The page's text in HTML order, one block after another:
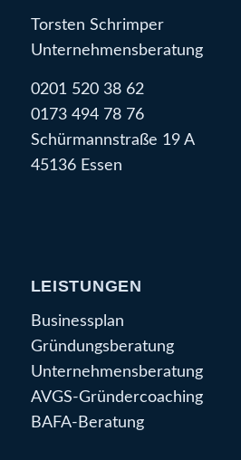
Torsten Schrimper
Unternehmensberatung
0201 520 38 62
0173 494 78 76
Schürmannstraße 19 A
45136 Essen
LEISTUNGEN
Businessplan
Gründungsberatung
Unternehmensberatung
AVGS-Gründercoaching
BAFA-Beratung